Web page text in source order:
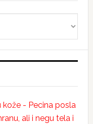
kože - Pecina posla
ali i negu tela i